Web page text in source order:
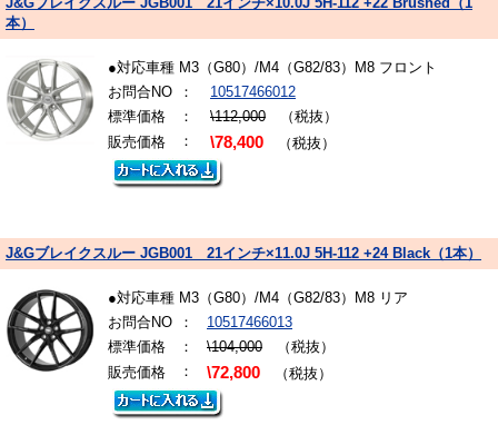
本）
●対応車種 M3（G80）/M4（G82/83）M8 フロント
お問合NO
：
10517466012
標準価格
： \112,000 （税抜）
販売価格
： \78,400 （税抜）
J&Gブレイクスルー JGB001 21インチ×11.0J 5H-112 +24 Black（1本）
●対応車種 M3（G80）/M4（G82/83）M8 リア
お問合NO
：
10517466013
標準価格
： \104,000 （税抜）
販売価格
： \72,800 （税抜）